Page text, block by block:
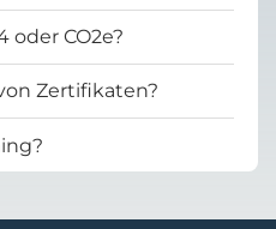
oder CO2e?
Zertifikaten?